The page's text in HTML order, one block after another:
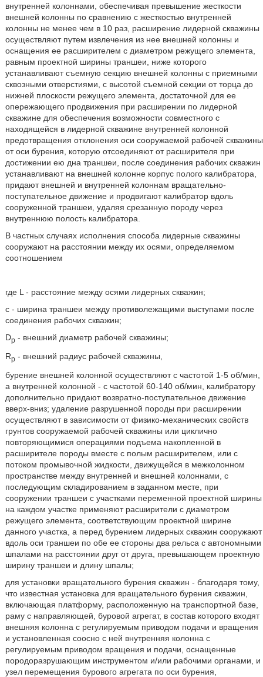
внутренней колоннами, обеспечивая превышение жесткости
внешней колонны по сравнению с жесткостью внутренней
колонны не менее чем в 10 раз, расширение лидерной скважины
осуществляют путем извлечения из нее внешней колонны и
оснащения ее расширителем с диаметром режущего элемента,
равным проектной ширины траншеи, ниже которого
устанавливают съемную секцию внешней колонны с приемными
сквозными отверстиями, с высотой съемной секции от торца до
нижней плоскости режущего элемента, достаточной для ее
опережающего продвижения при расширении по лидерной
скважине для обеспечения возможности совместного с
находящейся в лидерной скважине внутренней колонной
предотвращения отклонения оси сооружаемой рабочей скважины
от оси бурения, которую отсоединяют от расширителя при
достижении ею дна траншеи, после соединения рабочих скважин
устанавливают на внешней колонне корпус полого калибратора,
придают внешней и внутренней колоннам вращательно-
поступательное движение и продвигают калибратор вдоль
сооруженной траншеи, удаляя срезанную породу через
внутреннюю полость калибратора.
В частных случаях исполнения способа лидерные скважины
сооружают на расстоянии между их осями, определяемом
соотношением
где L - расстояние между осями лидерных скважин;
с - ширина траншеи между противолежащими выступами после
соединения рабочих скважин;
Dр - внешний диаметр рабочей скважины;
Rр - внешний радиус рабочей скважины,
бурение внешней колонной осуществляют с частотой 1-5 об/мин,
а внутренней колонной - с частотой 60-140 об/мин, калибратору
дополнительно придают возвратно-поступательное движение
вверх-вниз; удаление разрушенной породы при расширении
осуществляют в зависимости от физико-механических свойств
грунтов сооружаемой рабочей скважины или циклично
повторяющимися операциями подъема накопленной в
расширителе породы вместе с полым расширителем, или с
потоком промывочной жидкости, движущейся в межколонном
пространстве между внутренней и внешней колоннами, с
последующим складированием в заданном месте, при
сооружении траншеи с участками переменной проектной ширины
на каждом участке применяют расширители с диаметром
режущего элемента, соответствующим проектной ширине
данного участка, а перед бурением лидерных скважин сооружают
вдоль оси траншеи по обе ее стороны два рельса с автономными
шпалами на расстоянии друг от друга, превышающем проектную
ширину траншеи и длину шпалы;
для установки вращательного бурения скважин - благодаря тому,
что известная установка для вращательного бурения скважин,
включающая платформу, расположенную на транспортной базе,
раму с направляющей, буровой агрегат, в состав которого входят
внешняя колонна с регулируемым приводом подачи и вращения
и установленная соосно с ней внутренняя колонна с
регулируемым приводом вращения и подачи, оснащенные
породоразрушающим инструментом и/или рабочими органами, и
узел перемещения бурового агрегата по оси бурения,